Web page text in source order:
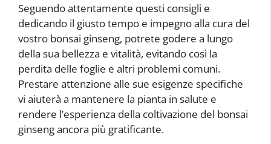
Seguendo attentamente questi consigli e
dedicando il giusto tempo e impegno alla cura del
vostro bonsai ginseng, potrete godere a lungo
della sua bellezza e vitalità, evitando così la
perdita delle foglie e altri problemi comuni.
Prestare attenzione alle sue esigenze specifiche
vi aiuterà a mantenere la pianta in salute e
rendere l’esperienza della coltivazione del bonsai
ginseng ancora più gratificante.